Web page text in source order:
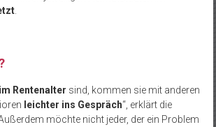
.
Rentenalter sind, kommen sie mit anderen
leichter ins Gespräch“, erklärt die
möchte nicht jeder, der ein Problem